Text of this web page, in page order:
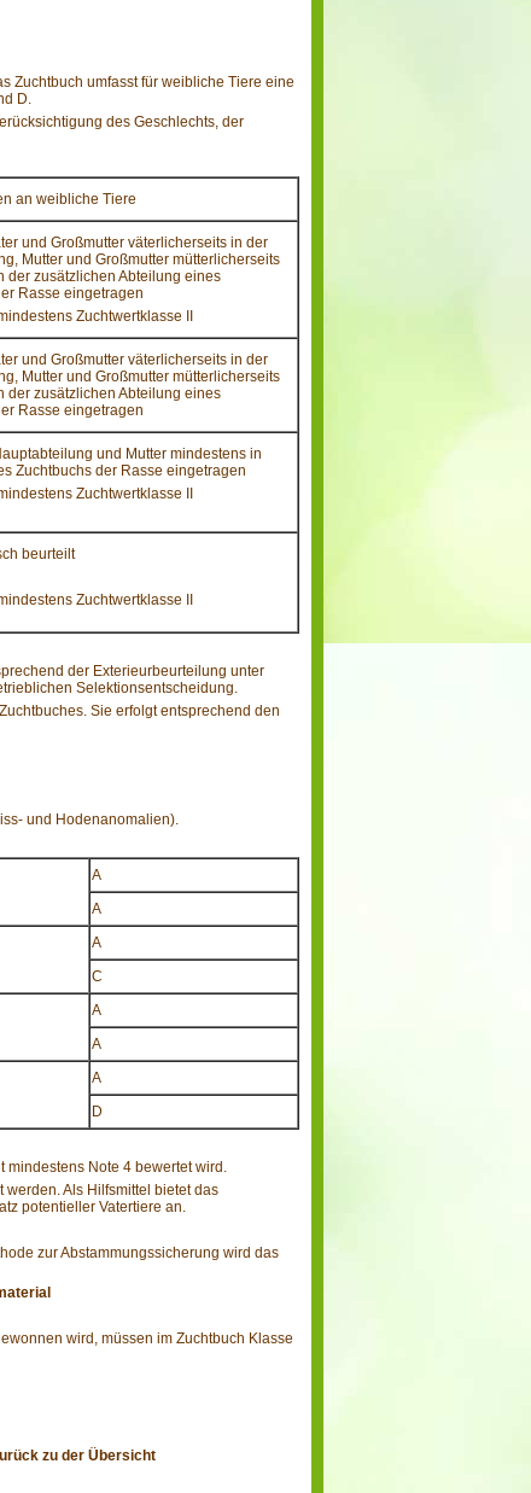
Zuchtbuch umfasst für weibliche Tiere eine
D.
des Geschlechts, der
an weibliche Tiere
und Großmutter väterlicherseits in der
Mutter und Großmutter mütterlicherseits
der zusätzlichen Abteilung eines
Rasse eingetragen
Zuchtwertklasse II
und Großmutter väterlicherseits in der
Mutter und Großmutter mütterlicherseits
der zusätzlichen Abteilung eines
Rasse eingetragen
und Mutter mindestens in
Zuchtbuchs der Rasse eingetragen
Zuchtwertklasse II
beurteilt
Zuchtwertklasse II
der Exterieurbeurteilung unter
Selektionsentscheidung.
Sie erfolgt entsprechend den
und Hodenanomalien).
A
A
A
C
A
A
A
D
mindestens Note 4 bewertet wird.
Als Hilfsmittel bietet das
potentieller Vatertiere an.
zur Abstammungssicherung wird das
wird, müssen im Zuchtbuch Klasse
zu der Übersicht